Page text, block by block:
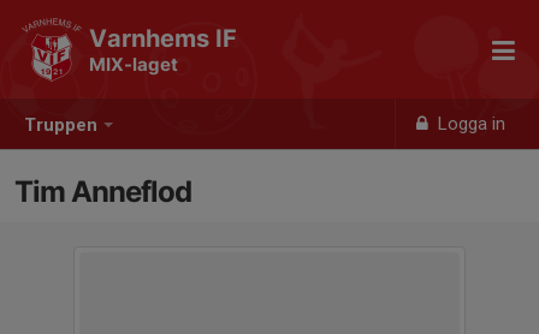
Truppen Logga in
Varnhems IF
MIX-laget
Tim Anneflod